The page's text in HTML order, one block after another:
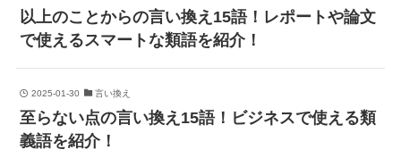
以上のことからの言い換え15語！レポートや論文
で使えるスマートな類語を紹介！
2025-01-30 言い換え
至らない点の言い換え15語！ビジネスで使える類
義語を紹介！